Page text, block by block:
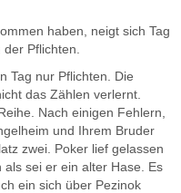
haben, neigt sich Tag
der Pflichten.
Tag nur Pflichten. Die
das Zählen verlernt.
Nach einigen Fehlern,
und Ihrem Bruder
zwei. Poker lief gelassen
sei er ein alter Hase. Es
ein sich über Pezinok